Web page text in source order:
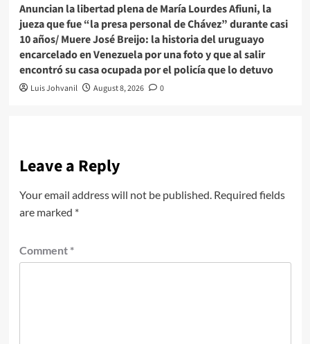
Anuncian la libertad plena de María Lourdes Afiuni, la
jueza que fue “la presa personal de Chávez” durante casi
10 años/ Muere José Breijo: la historia del uruguayo
encarcelado en Venezuela por una foto y que al salir
encontró su casa ocupada por el policía que lo detuvo
Luis Johvanil August 8, 2026 0
Leave a Reply
Your email address will not be published. Required fields
are marked *
Comment *